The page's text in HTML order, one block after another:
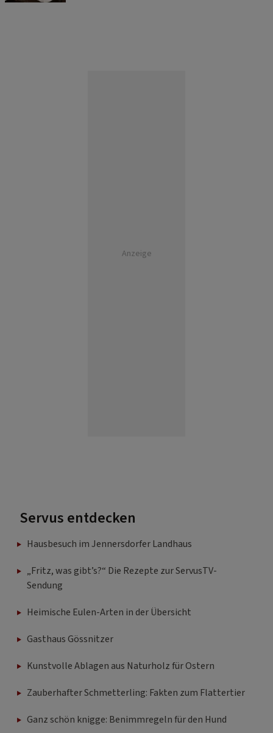
Anzeige
Servus entdecken
Hausbesuch im Jennersdorfer Landhaus
„Fritz, was gibt’s?“ Die Rezepte zur ServusTV-
Sendung
Heimische Eulen-Arten in der Übersicht
Gasthaus Gössnitzer
Kunstvolle Ablagen aus Naturholz für Ostern
Zauberhafter Schmetterling: Fakten zum Flattertier
Ganz schön knigge: Benimmregeln für den Hund